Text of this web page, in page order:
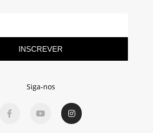
INSCREVER
Siga-nos